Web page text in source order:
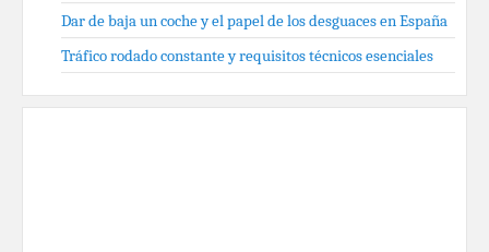
Dar de baja un coche y el papel de los desguaces en España
Tráfico rodado constante y requisitos técnicos esenciales